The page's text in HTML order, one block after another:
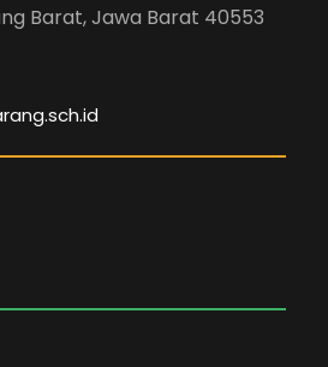
Barat, Jawa Barat 40553